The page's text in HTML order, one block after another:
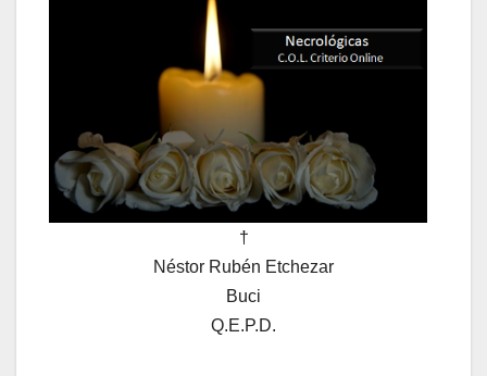
†
Néstor Rubén Etchezar
Buci
Q.E.P.D.